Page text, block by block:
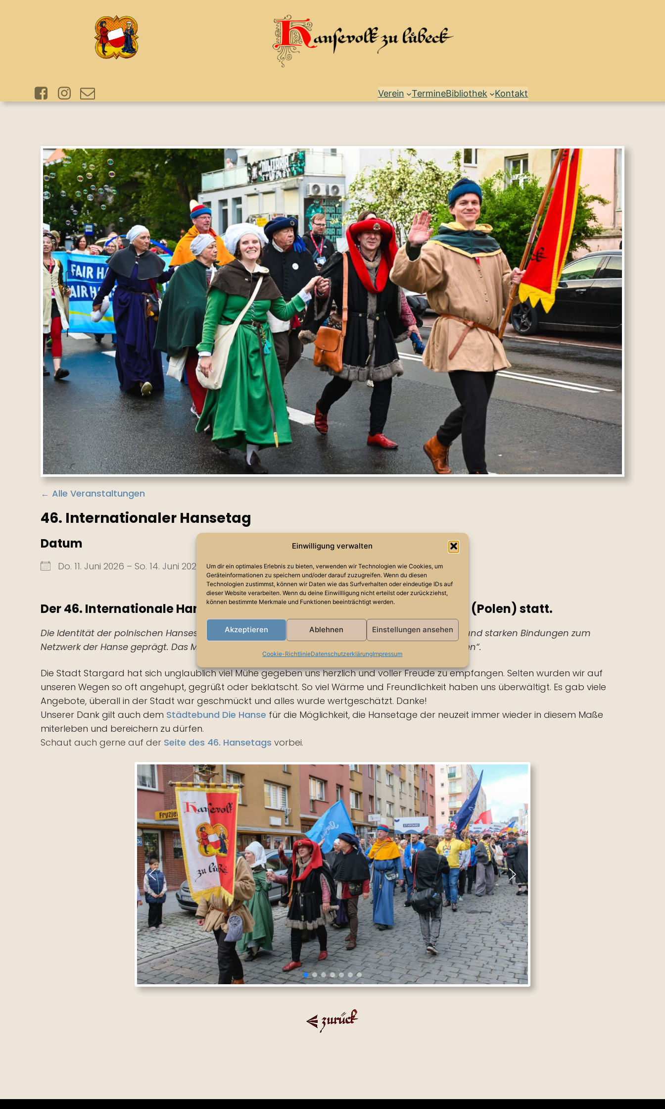
Einwilligung verwalten
Um dir ein optimales Erlebnis zu bieten, verwenden wir Technologien wie Cookies, um
Geräteinformationen zu speichern und/oder darauf zuzugreifen. Wenn du diesen
Technologien zustimmst, können wir Daten wie das Surfverhalten oder eindeutige IDs auf
dieser Website verarbeiten. Wenn du deine Einwillligung nicht erteilst oder zurückziehst,
können bestimmte Merkmale und Funktionen beeinträchtigt werden.
Akzeptieren Ablehnen Einstellungen ansehen
Cookie-RichtlinieDatenschutzerklärungImpressum
Verein TermineBibliothek Kontakt
← Alle Veranstaltungen
46. Internationaler Hansetag
Datum
Do. 11. Juni 2026 – So. 14. Juni 2026
Ort
Stargard (Polen)
Der 46. Internationale Hansetag fand vom 11.-14. Juni 2026 in Stargard (Polen) statt.
Die Identität der polnischen Hansestadt ist seit Jahrhunderten von Offenheit, Zusammenarbeit und starken Bindungen zum
Netzwerk der Hanse geprägt. Das Motto des Hansetags 2026 lautete „Tore zu neuen Möglichkeiten“.
Die Stadt Stargard hat sich unglaublich viel Mühe gegeben uns herzlich und voller Freude zu empfangen. Selten wurden wir auf
unseren Wegen so oft angehupt, gegrüßt oder beklatscht. So viel Wärme und Freundlichkeit haben uns überwältigt. Es gab viele
Angebote, überall in der Stadt war geschmückt und alles wurde wertgeschätzt. Danke!
Unserer Dank gilt auch dem Städtebund Die Hanse für die Möglichkeit, die Hansetage der neuzeit immer wieder in diesem Maße
miterleben und bereichern zu dürfen.
Schaut auch gerne auf der Seite des 46. Hansetags vorbei.